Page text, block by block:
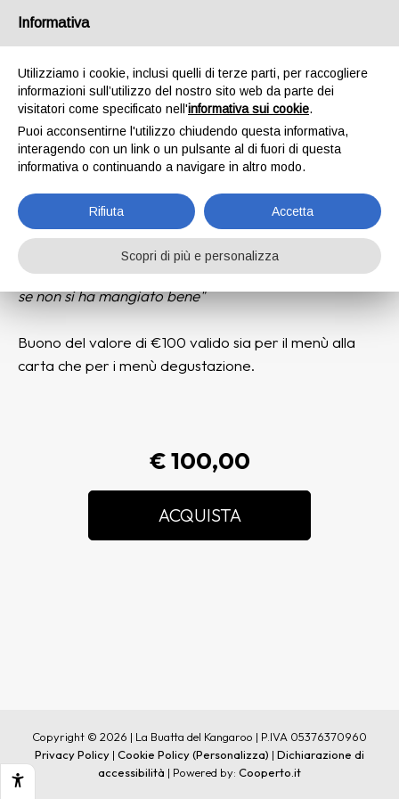
Gift Card 100€
Da utilizzare per un pranzo o una cena nel
ristorante La Buatta del Kangaroo
"Non si può pensare bene, amare bene, dormire bene,
se non si ha mangiato bene"
Buono del valore di €100 valido sia per il menù alla
carta che per i menù degustazione.
€ 100,00
ACQUISTA
Copyright © 2026 | La Buatta del Kangaroo | P.IVA 05376370960
Privacy Policy | Cookie Policy(Personalizza) | Dichiarazione di
accessibilità | Powered by: Cooperto.it
Informativa
Utilizziamo i cookie, inclusi quelli di terze parti, per raccogliere
informazioni sull’utilizzo del nostro sito web da parte dei
visitatori come specificato nell'informativa sui cookie.
Puoi acconsentirne l'utilizzo chiudendo questa informativa,
interagendo con un link o un pulsante al di fuori di questa
informativa o continuando a navigare in altro modo.
Rifiuta Accetta
Scopri di più e personalizza